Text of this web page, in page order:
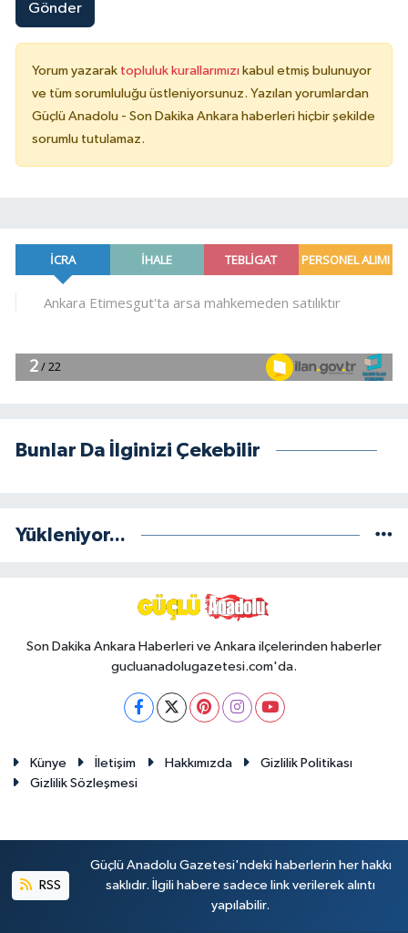
Gönder
Yorum yazarak topluluk kurallarımızı kabul etmiş bulunuyor
ve tüm sorumluluğu üstleniyorsunuz. Yazılan yorumlardan
Güçlü Anadolu - Son Dakika Ankara haberleri hiçbir şekilde
sorumlu tutulamaz.
Bunlar Da İlginizi Çekebilir
Yükleniyor...
Son Dakika Ankara Haberleri ve Ankara ilçelerinden haberler
gucluanadolugazetesi.com'da.
Künye İletişim Hakkımızda
Gizlilik Politikası
Gizlilik Sözleşmesi
RSS
Güçlü Anadolu Gazetesi'ndeki haberlerin her hakkı
saklıdır. İlgili habere sadece link verilerek alıntı
yapılabilir.